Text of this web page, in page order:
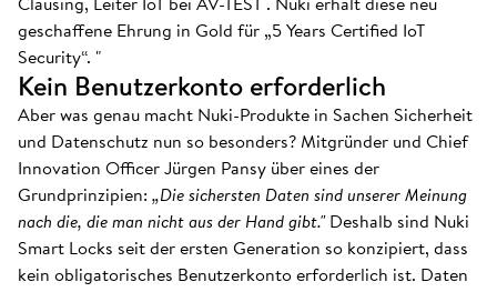
geschaffene Ehrung in Gold für „5 Years Certified IoT
Security“. "
Kein Benutzerkonto erforderlich
Aber was genau macht Nuki-Produkte in Sachen Sicherheit
und Datenschutz nun so besonders? Mitgründer und Chief
Innovation Officer Jürgen Pansy über eines der
Grundprinzipien: „Die sichersten Daten sind unserer Meinung
nach die, die man nicht aus der Hand gibt."Deshalb sind Nuki
Smart Locks seit der ersten Generation so konzipiert, dass
kein obligatorisches Benutzerkonto erforderlich ist. Daten